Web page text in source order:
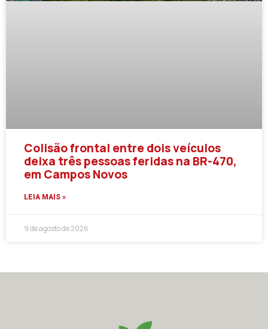
Colisão frontal entre dois veículos
deixa três pessoas feridas na BR-470,
em Campos Novos
LEIA MAIS »
9 de agosto de 2026